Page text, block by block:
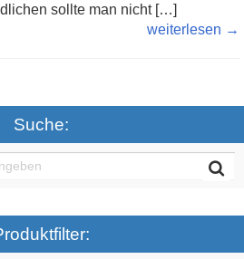
sollte man nicht […]
weiterlesen →
Suche: